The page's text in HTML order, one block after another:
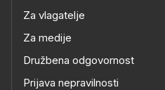
Za vlagatelje
Za medije
Družbena odgovornost
Prijava nepravilnosti